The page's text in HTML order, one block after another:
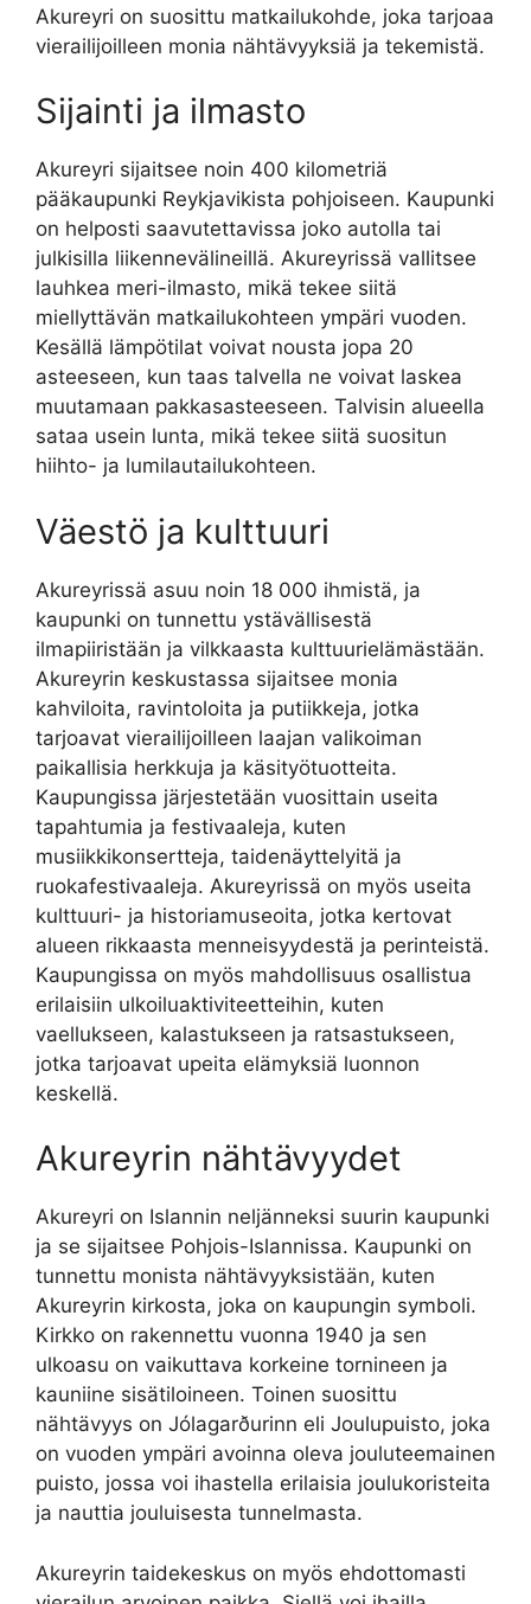
Akureyri on suosittu matkailukohde, joka tarjoaa
vierailijoilleen monia nähtävyyksiä ja tekemistä.
Sijainti ja ilmasto
Akureyri sijaitsee noin 400 kilometriä
pääkaupunki Reykjavikista pohjoiseen. Kaupunki
on helposti saavutettavissa joko autolla tai
julkisilla liikennevälineillä. Akureyrissä vallitsee
lauhkea meri-ilmasto, mikä tekee siitä
miellyttävän matkailukohteen ympäri vuoden.
Kesällä lämpötilat voivat nousta jopa 20
asteeseen, kun taas talvella ne voivat laskea
muutamaan pakkasasteeseen. Talvisin alueella
sataa usein lunta, mikä tekee siitä suositun
hiihto- ja lumilautailukohteen.
Väestö ja kulttuuri
Akureyrissä asuu noin 18 000 ihmistä, ja
kaupunki on tunnettu ystävällisestä
ilmapiiristään ja vilkkaasta kulttuurielämästään.
Akureyrin keskustassa sijaitsee monia
kahviloita, ravintoloita ja putiikkeja, jotka
tarjoavat vierailijoilleen laajan valikoiman
paikallisia herkkuja ja käsityötuotteita.
Kaupungissa järjestetään vuosittain useita
tapahtumia ja festivaaleja, kuten
musiikkikonsertteja, taidenäyttelyitä ja
ruokafestivaaleja. Akureyrissä on myös useita
kulttuuri- ja historiamuseoita, jotka kertovat
alueen rikkaasta menneisyydestä ja perinteistä.
Kaupungissa on myös mahdollisuus osallistua
erilaisiin ulkoiluaktiviteetteihin, kuten
vaellukseen, kalastukseen ja ratsastukseen,
jotka tarjoavat upeita elämyksiä luonnon
keskellä.
Akureyrin nähtävyydet
Akureyri on Islannin neljänneksi suurin kaupunki
ja se sijaitsee Pohjois-Islannissa. Kaupunki on
tunnettu monista nähtävyyksistään, kuten
Akureyrin kirkosta, joka on kaupungin symboli.
Kirkko on rakennettu vuonna 1940 ja sen
ulkoasu on vaikuttava korkeine tornineen ja
kauniine sisätiloineen. Toinen suosittu
nähtävyys on Jólagarðurinn eli Joulupuisto, joka
on vuoden ympäri avoinna oleva jouluteemainen
puisto, jossa voi ihastella erilaisia joulukoristeita
ja nauttia jouluisesta tunnelmasta.
Akureyrin taidekeskus on myös ehdottomasti